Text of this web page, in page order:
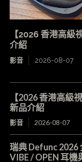
【2026 香港高
介紹
影音 2026-08-07
【2026 香港高級
新品介紹
影音 2026-08-07
瑞典 Defunc
VIBE / OPEN 耳機